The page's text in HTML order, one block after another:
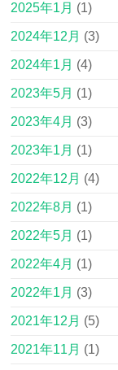
2025年1月 (1)
2024年12月 (3)
2024年1月 (4)
2023年5月 (1)
2023年4月 (3)
2023年1月 (1)
2022年12月 (4)
2022年8月 (1)
2022年5月 (1)
2022年4月 (1)
2022年1月 (3)
2021年12月 (5)
2021年11月 (1)